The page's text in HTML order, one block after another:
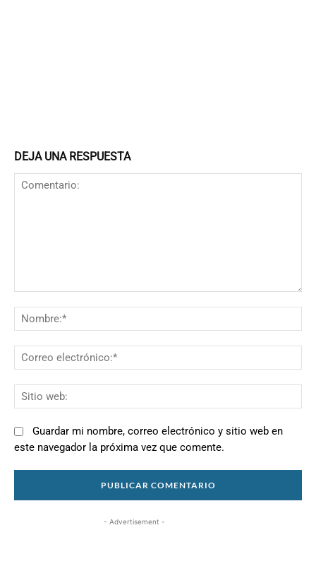
DEJA UNA RESPUESTA
Guardar mi nombre, correo electrónico y sitio web en
este navegador la próxima vez que comente.
- Advertisement -